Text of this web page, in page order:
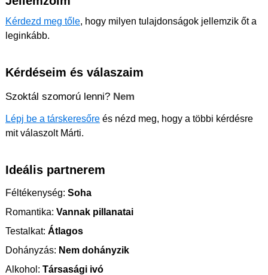
Kérdezd meg tőle, hogy milyen tulajdonságok jellemzik őt a
leginkább.
Kérdéseim és válaszaim
Szoktál szomorú lenni? Nem
Lépj be a társkeresőre és nézd meg, hogy a többi kérdésre
mit válaszolt Márti.
Ideális partnerem
Féltékenység: Soha
Romantika: Vannak pillanatai
Testalkat: Átlagos
Dohányzás: Nem dohányzik
Alkohol: Társasági ivó